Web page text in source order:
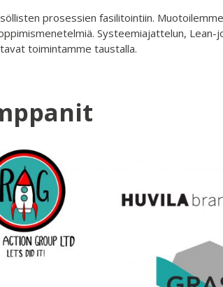
prosessien fasilitointiin. Muotoilemme
Systeemiajattelun,
toimintamme taustalla.